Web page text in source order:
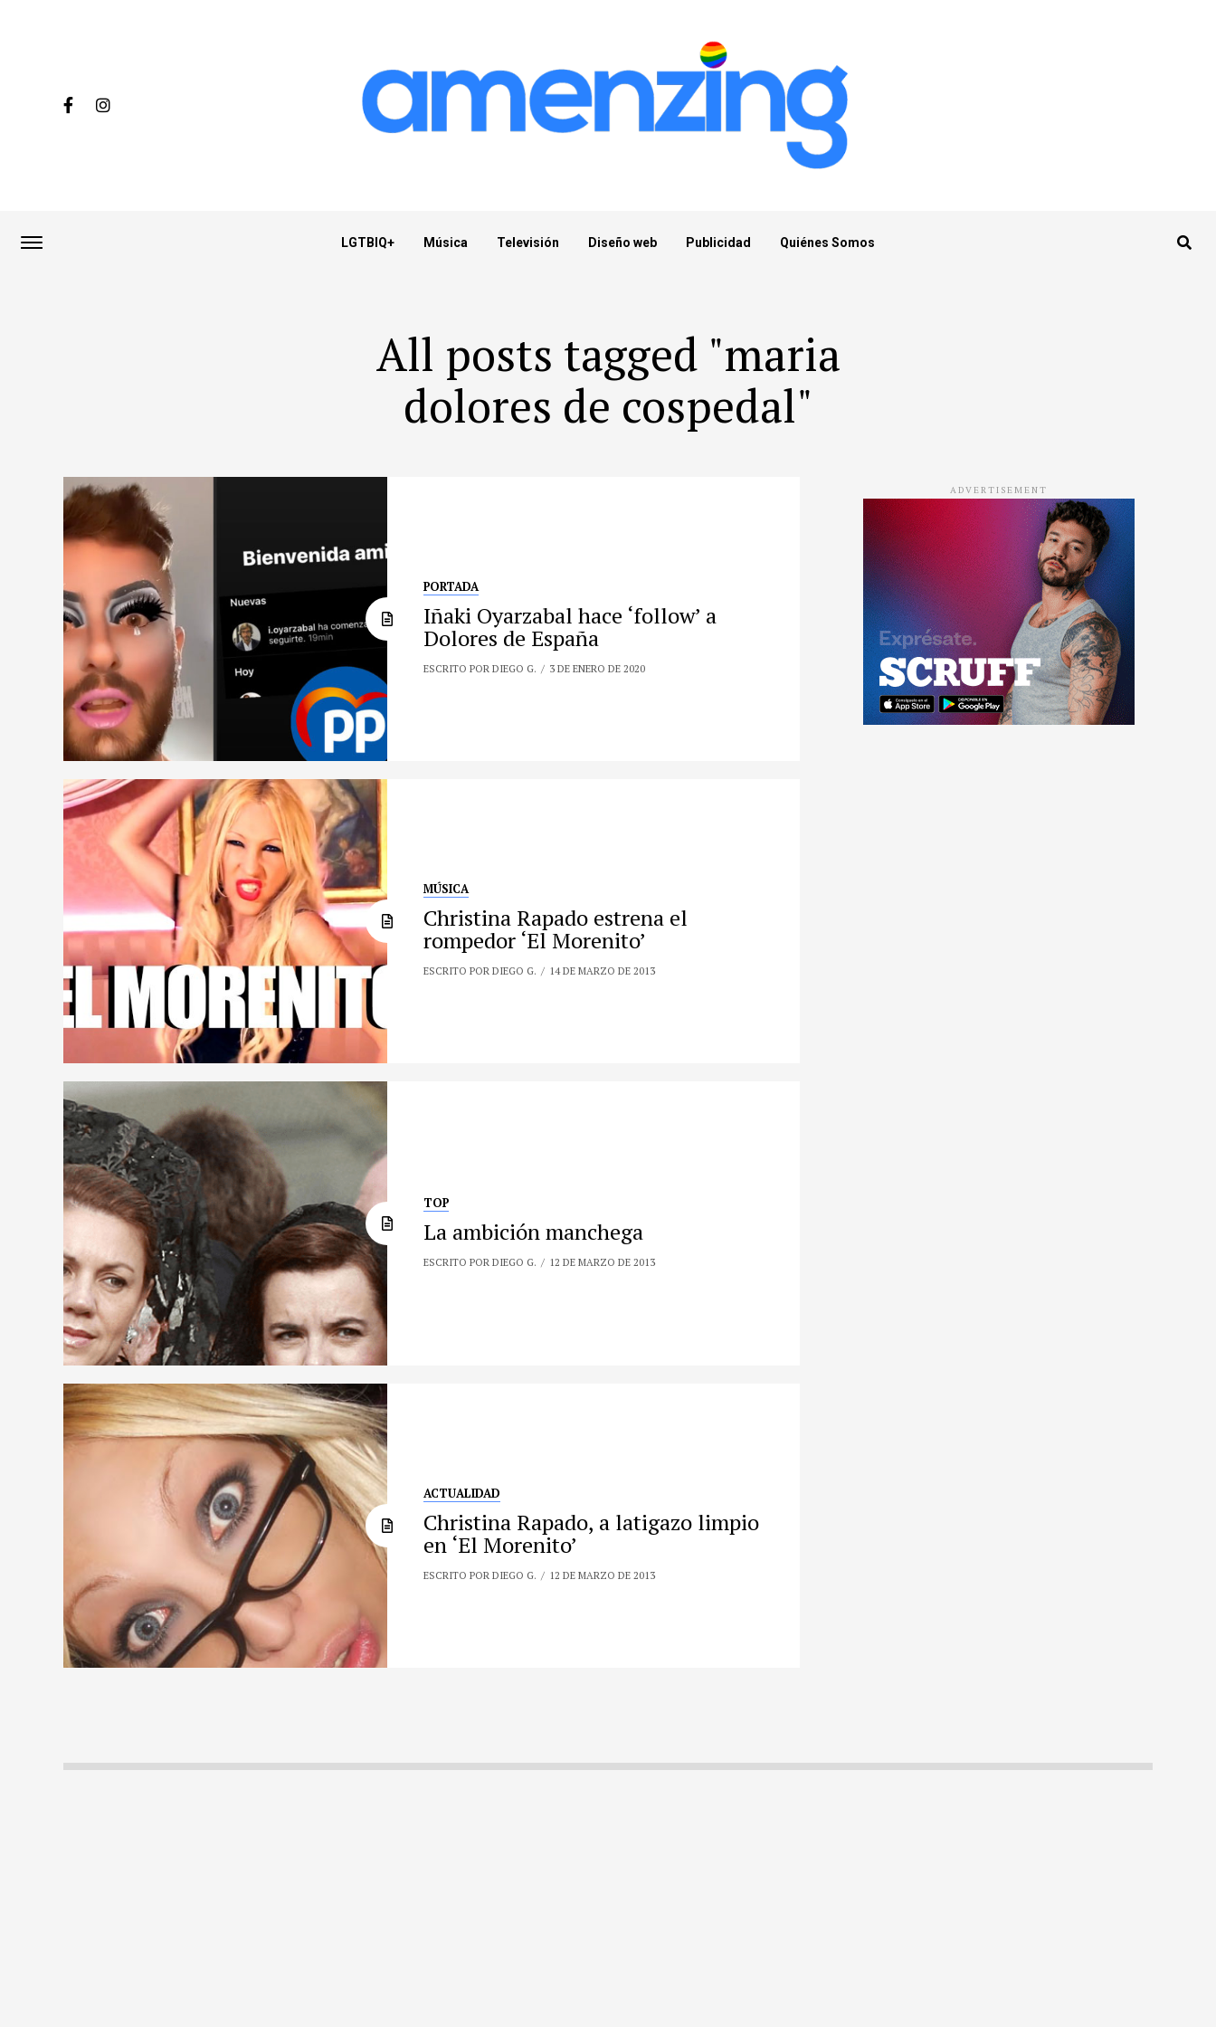
LGTBIQ+ Música Televisión Diseño web Publicidad Quiénes Somos
All posts tagged "maria
dolores de cospedal"
PORTADA
Iñaki Oyarzabal hace ‘follow’ a
Dolores de España
ESCRITO POR DIEGO G. 3 DE ENERO DE 2020
MÚSICA
Christina Rapado estrena el
rompedor ‘El Morenito’
ESCRITO POR DIEGO G. 14 DE MARZO DE 2013
TOP
La ambición manchega
ESCRITO POR DIEGO G. 12 DE MARZO DE 2013
ACTUALIDAD
Christina Rapado, a latigazo limpio
en ‘El Morenito’
ESCRITO POR DIEGO G. 12 DE MARZO DE 2013
ADVERTISEMENT